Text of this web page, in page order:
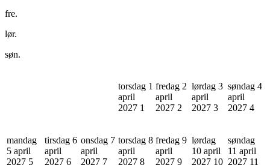
fre.
lør.
søn.
torsdag 1
april
2027 1
fredag 2
april
2027 2
lørdag 3
april
2027 3
søndag 4
april
2027 4
mandag
5 april
2027 5
tirsdag 6
april
2027 6
onsdag 7
april
2027 7
torsdag 8
april
2027 8
fredag 9
april
2027 9
lørdag
10 april
2027 10
søndag
11 april
2027 11